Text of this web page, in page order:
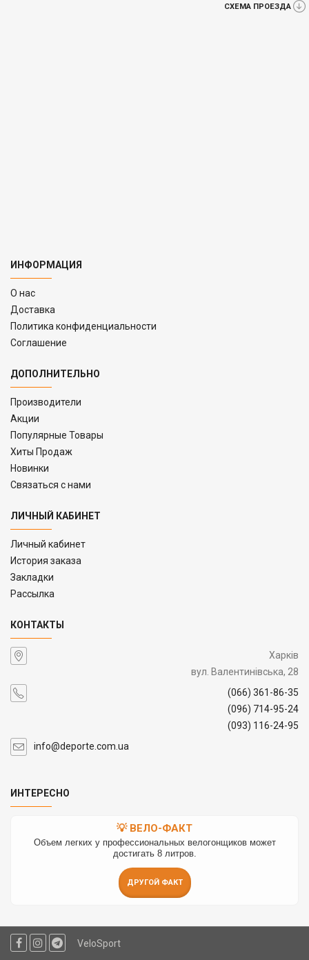
СХЕМА ПРОЕЗДА
ИНФОРМАЦИЯ
O нас
Доставка
Политика конфиденциальности
Соглашение
ДОПОЛНИТЕЛЬНО
Производители
Акции
Популярные Товары
Хиты Продаж
Новинки
Связаться с нами
ЛИЧНЫЙ КАБИНЕТ
Личный кабинет
История заказа
Закладки
Рассылка
КОНТАКТЫ
Харків
вул. Валентинівська, 28
(066) 361-86-35
(096) 714-95-24
(093) 116-24-95
info@deporte.com.ua
ИНТЕРЕСНО
💡 ВЕЛО-ФАКТ
Объем легких у профессиональных велогонщиков может
достигать 8 литров.
ДРУГОЙ ФАКТ
VeloSport